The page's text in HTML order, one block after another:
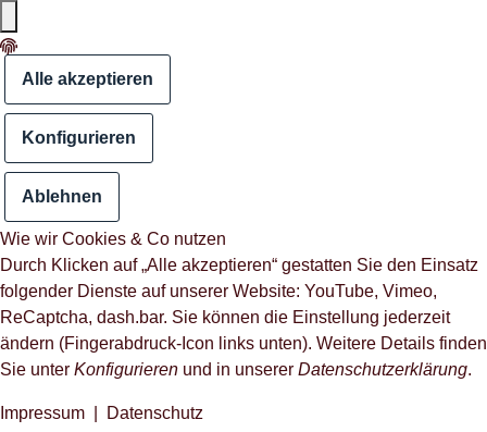
Alle akzeptieren
Konfigurieren
Ablehnen
Wie wir Cookies & Co nutzen
Durch Klicken auf „Alle akzeptieren“ gestatten Sie den Einsatz
folgender Dienste auf unserer Website: YouTube, Vimeo,
ReCaptcha, dash.bar. Sie können die Einstellung jederzeit
ändern (Fingerabdruck-Icon links unten). Weitere Details finden
Sie unter Konfigurieren und in unserer Datenschutzerklärung.
Impressum Datenschutz